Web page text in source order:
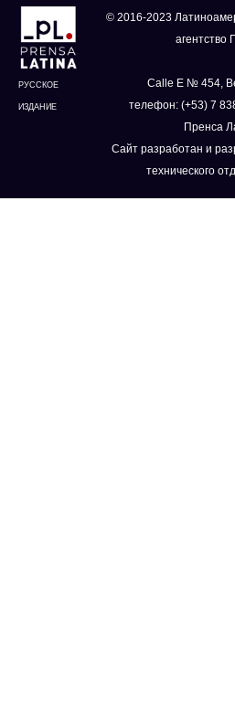
РУССКОЕ
ИЗДАНИЕ
© 2016-2023
агентство
Calle E № 454,
телефон: (+53) 7
Пренса
Сайт разработан и
технического